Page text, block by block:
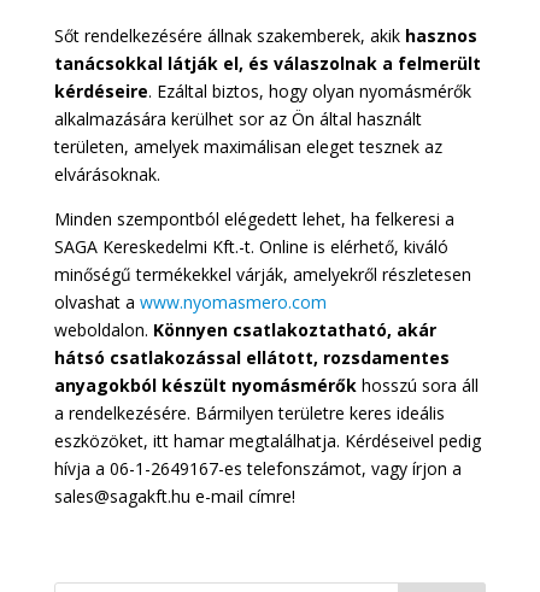
Sőt rendelkezésére állnak szakemberek, akik hasznos
tanácsokkal látják el, és válaszolnak a felmerült
kérdéseire. Ezáltal biztos, hogy olyan nyomásmérők
alkalmazására kerülhet sor az Ön által használt
területen, amelyek maximálisan eleget tesznek az
elvárásoknak.
Minden szempontból elégedett lehet, ha felkeresi a
SAGA Kereskedelmi Kft.-t. Online is elérhető, kiváló
minőségű termékekkel várják, amelyekről részletesen
olvashat a www.nyomasmero.com
weboldalon. Könnyen csatlakoztatható, akár
hátsó csatlakozással ellátott, rozsdamentes
anyagokból készült nyomásmérőkhosszú sora áll
a rendelkezésére. Bármilyen területre keres ideális
eszközöket, itt hamar megtalálhatja. Kérdéseivel pedig
hívja a 06-1-2649167-es telefonszámot, vagy írjon a
sales@sagakft.hu e-mail címre!